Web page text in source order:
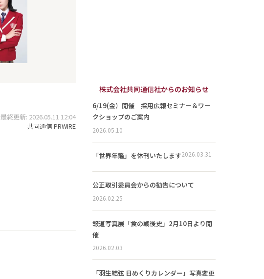
最終更新: 2026.05.11 12:04
共同通信 PRWIRE
株式会社共同通信社からのお知らせ
6/19(金）開催 採用広報セミナー＆ワー
クショップのご案内
2026.05.10
「世界年鑑」を休刊いたします2026.03.31
公正取引委員会からの勧告について
2026.02.25
報道写真展「食の戦後史」2月10日より開
催
2026.02.03
「羽生結弦 日めくりカレンダー」写真変更